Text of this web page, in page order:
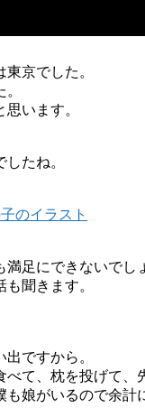
京でした。
います。
たね。
足にできないでし
聞きます。
ですから。
て、枕を投げて、
娘がいるので余計